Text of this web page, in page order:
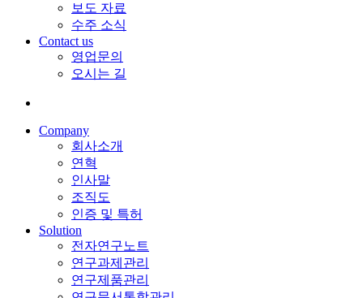
보도 자료
수주 소식
Contact us
영업문의
오시는 길
Company
회사소개
연혁
인사말
조직도
인증 및 특허
Solution
전자연구노트
연구과제관리
연구제품관리